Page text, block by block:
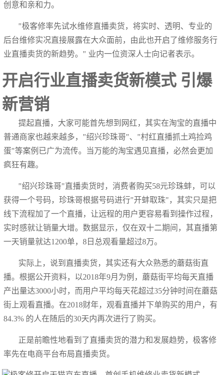
创意和亲和力。
"极客修率先试水维修直播卖货，将实时、透明、专业的
后台维修实况直接展露在大众面前，由此也开启了维修服务行
业直播卖货的新趋势。" 业内一位资深人士向记者表示。
开启行业直播卖货新模式 引爆
新营销
提起直播，大家可能首先想到网红，其实在淘宝的直播中
普通商家也越来越多，"绍兴珍珠哥"、"村红直播抓土鸡捡鸡
蛋"等案例已广为流传。当万能的淘宝遇见直播，必然会更加
疯狂有趣。
"绍兴珍珠哥"直播卖货时，消费者购买58元珍珠蚌，可以
获得一个号码，珍珠哥根据号码进行"开蚌取珠"，其实只是把
线下流程加了一个直播，让远程的用户更容易看到操作过程，
实时感就让销量大增。数据显示，仅在双十二期间，其直播第
一天销量就达1200单，8日总观看量超过8万。
实际上，说到直播卖货，其实还有大众熟悉的蘑菇街直
播。根据公开资料，以2018年9月为例，蘑菇街平均每天直播
产出量达3000小时，而用户平均每天花超过35分钟时间在蘑菇
街上观看直播。在2018财年，观看直播并下单购买的用户，有
84.3% 的人在随后的30天内再次进行了购买。
正是前瞻性地看到了直播卖货的潜力和发展趋势，极客修
率先在电商平台布局直播卖货。